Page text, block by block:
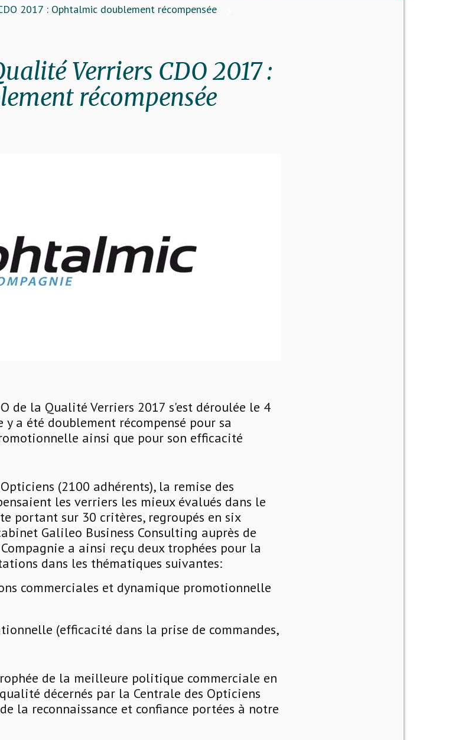
2017 : Ophtalmic doublement récompensée
Verriers CDO 2017 :
récompensée
de la Qualité Verriers 2017 s'est déroulée le 4
a été doublement récompensé pour sa
ainsi que pour son efficacité
(2100 adhérents), la remise des
les verriers les mieux évalués dans le
portant sur 30 critères, regroupés en six
Galileo Business Consulting auprès de
a ainsi reçu deux trophées pour la
dans les thématiques suivantes:
commerciales et dynamique promotionnelle
(efficacité dans la prise de commandes,
de la meilleure politique commerciale en
décernés par la Centrale des Opticiens
la reconnaissance et confiance portées à notre